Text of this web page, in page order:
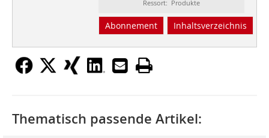
Ressort: Produkte
Abonnement Inhaltsverzeichnis
Thematisch passende Artikel: